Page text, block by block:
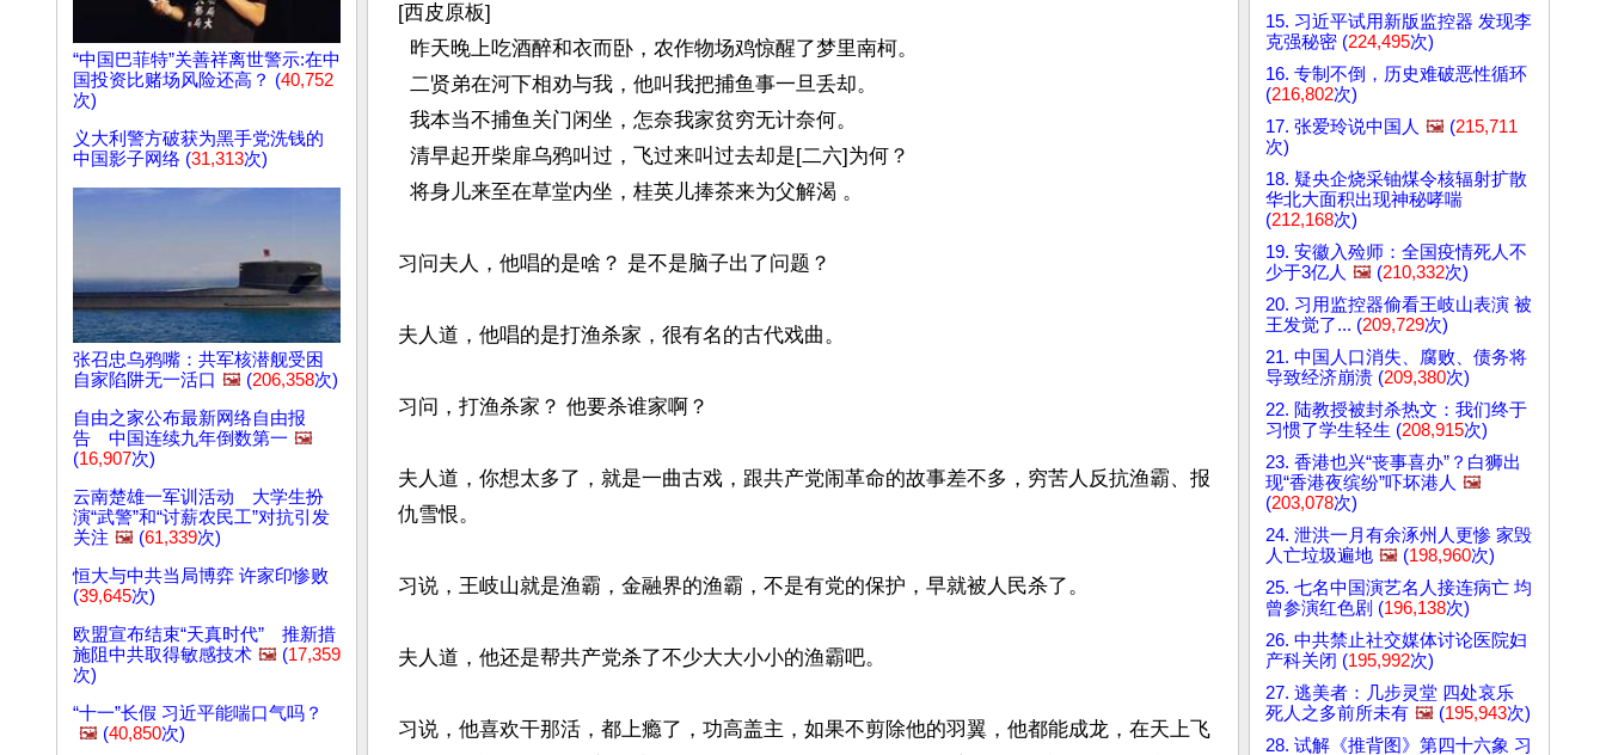
“中国巴菲特”关善祥离世警示:在中
国投资比赌场风险还高？ (40,752
次)
义大利警方破获为黑手党洗钱的
中国影子网络 (31,313次)
张召忠乌鸦嘴：共军核潜舰受困
自家陷阱无一活口 🖼️ (206,358次)
自由之家公布最新网络自由报
告 中国连续九年倒数第一 🖼️
(16,907次)
云南楚雄一军训活动 大学生扮
演“武警”和“讨薪农民工”对抗引发
关注 🖼️ (61,339次)
恒大与中共当局博弈 许家印惨败
(39,645次)
欧盟宣布结束“天真时代” 推新措
施阻中共取得敏感技术 🖼️ (17,359
次)
“十一”长假 习近平能喘口气吗？
🖼️ (40,850次)
[西皮原板]
习问夫人，他唱的是啥？ 是不是脑子出了问题？
夫人道，他唱的是打渔杀家，很有名的古代戏曲。
习问，打渔杀家？ 他要杀谁家啊？
夫人道，你想太多了，就是一曲古戏，跟共产党闹革命的故事差不多，穷苦人反抗渔霸、报
仇雪恨。
习说，王岐山就是渔霸，金融界的渔霸，不是有党的保护，早就被人民杀了。
夫人道，他还是帮共产党杀了不少大大小小的渔霸吧。
习说，他喜欢干那活，都上瘾了，功高盖主，如果不剪除他的羽翼，他都能成龙，在天上飞
15. 习近平试用新版监控器 发现李
克强秘密 (224,495次)
16. 专制不倒，历史难破恶性循环
(216,802次)
17. 张爱玲说中国人 🖼️ (215,711
次)
18. 疑央企烧采铀煤令核辐射扩散
华北大面积出现神秘哮喘
(212,168次)
19. 安徽入殓师：全国疫情死人不
少于3亿人 🖼️ (210,332次)
20. 习用监控器偷看王岐山表演 被
王发觉了... (209,729次)
21. 中国人口消失、腐败、债务将
导致经济崩溃 (209,380次)
22. 陆教授被封杀热文：我们终于
习惯了学生轻生 (208,915次)
23. 香港也兴“丧事喜办”？白狮出
现“香港夜缤纷”吓坏港人 🖼️
(203,078次)
24. 泄洪一月有余涿州人更惨 家毁
人亡垃圾遍地 🖼️ (198,960次)
25. 七名中国演艺名人接连病亡 均
曾参演红色剧 (196,138次)
26. 中共禁止社交媒体讨论医院妇
产科关闭 (195,992次)
27. 逃美者：几步灵堂 四处哀乐
死人之多前所未有 🖼️ (195,943次)
28. 试解《推背图》第四十六象 习